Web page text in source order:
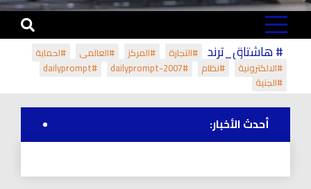
# هاشتاق_ترند #التجارة #المركز #العالمي
#لحماية
#الالكترونية
#نظام #dailyprompt-2007
#dailyprompt
#الجنية
أحدث الأخبار: